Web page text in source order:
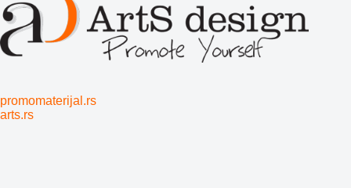
promomaterijal.rs
arts.rs